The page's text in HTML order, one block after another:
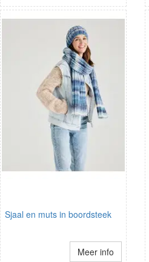
Sjaal en muts in boordsteek
Meer info